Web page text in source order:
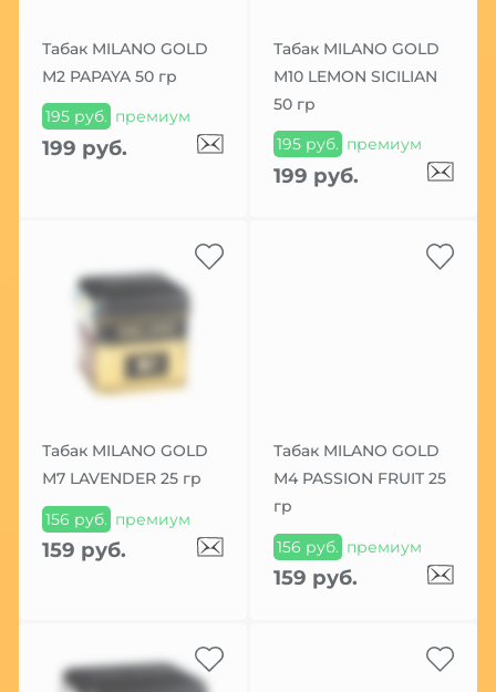
Табак MILANO GOLD
М2 PAPAYA 50 гр
195 руб. премиум
199 руб.
Табак MILANO GOLD
М10 LEMON SICILIAN
50 гр
195 руб. премиум
199 руб.
Табак MILANO GOLD
М7 LAVENDER 25 гр
156 руб. премиум
159 руб.
Табак MILANO GOLD
М4 PASSION FRUIT 25
гр
156 руб. премиум
159 руб.